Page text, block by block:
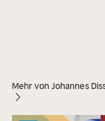
Mehr von Johannes